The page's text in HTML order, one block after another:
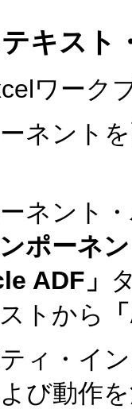
キスト
ワーク
ネント
ネント
ポーネ
ADF」
トから
ィ・イ
び動作